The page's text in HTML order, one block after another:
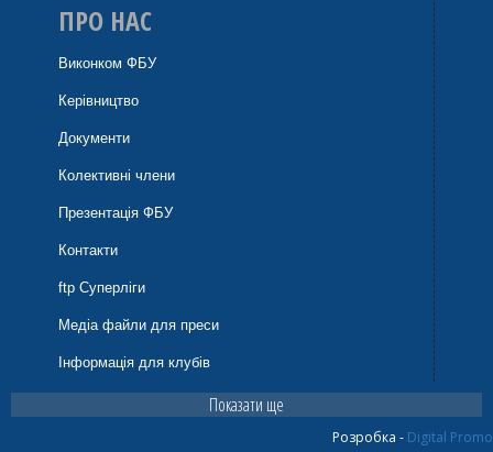
ПРО НАС
Виконком ФБУ
Керівництво
Документи
Колективні члени
Презентація ФБУ
Контакти
ftp Суперліги
Медіа файли для преси
Інформація для клубів
Показати ще
Розробка - Digital Promo